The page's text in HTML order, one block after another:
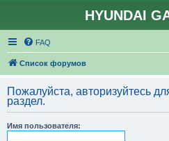
HYUNDAI
FAQ
Список форумов
Пожалуйста, авторизуйтесь
раздел.
Имя пользователя: